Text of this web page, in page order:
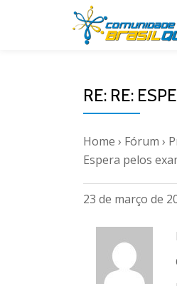
RE: RE:
Home › Fórum ›
Espera pelos
23 de março de